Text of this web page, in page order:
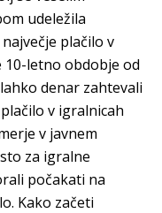
udeležila
plačilo v
letno obdobje od
denar zahtevali
v igralnicah
v javnem
za igralne
počakati na
Kako začeti